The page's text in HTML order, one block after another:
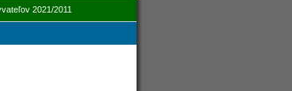
2021/2011